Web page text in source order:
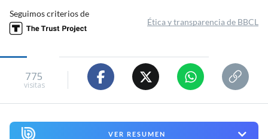
Seguimos criterios de
Ética y transparencia de BBCL
775
visitas
VER RESUMEN